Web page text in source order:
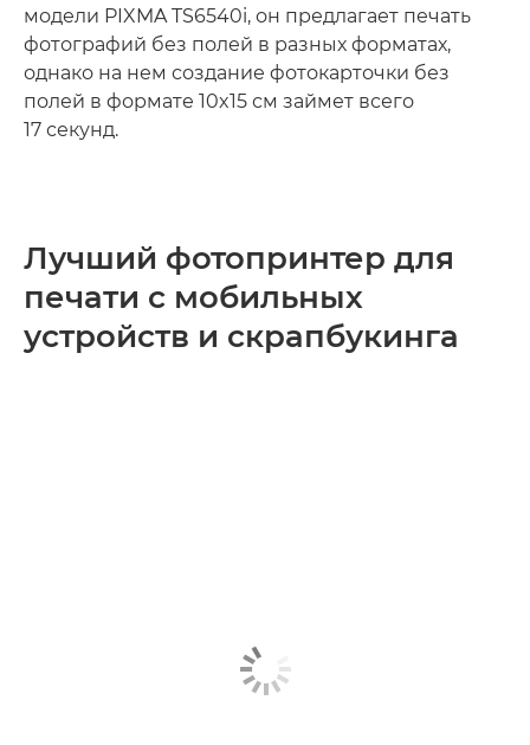
модели PIXMA TS6540i, он предлагает печать
фотографий без полей в разных форматах,
однако на нем создание фотокарточки без
полей в формате 10x15 см займет всего
17 секунд.
Лучший фотопринтер для
печати с мобильных
устройств и скрапбукинга